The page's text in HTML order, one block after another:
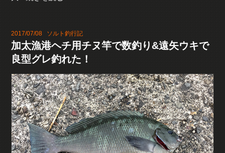
2017/07/08 ソルト釣行記
加太漁港ヘチ用チヌ竿で数釣り&遠矢ウキで
良型グレ釣れた！